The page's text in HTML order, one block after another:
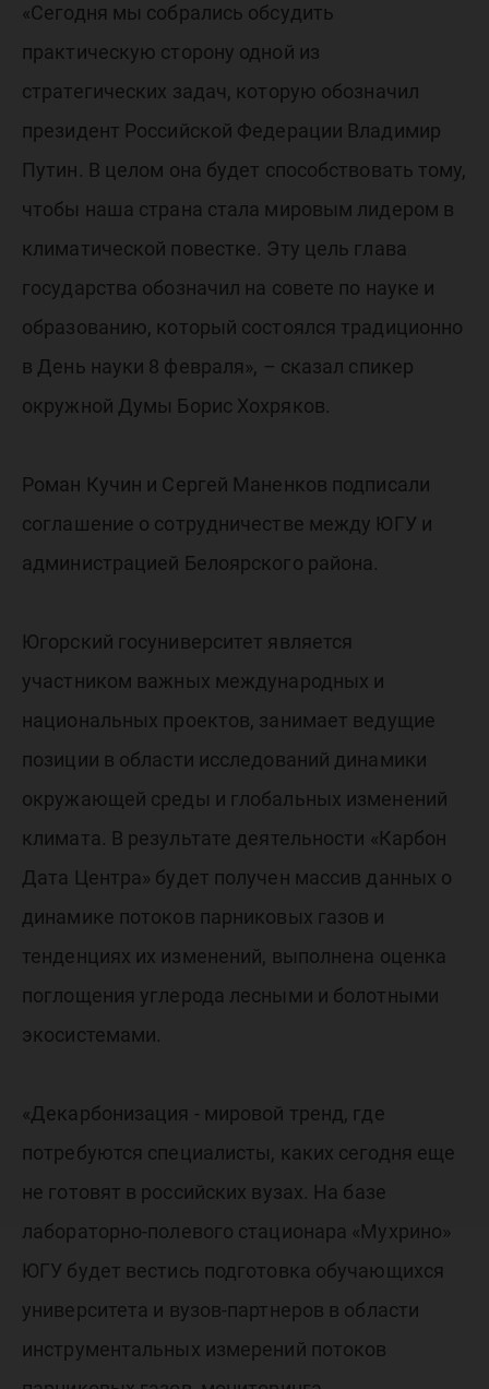
«Сегодня мы собрались обсудить
практическую сторону одной из
стратегических задач, которую обозначил
президент Российской Федерации Владимир
Путин. В целом она будет способствовать тому,
чтобы наша страна стала мировым лидером в
климатической повестке. Эту цель глава
государства обозначил на совете по науке и
образованию, который состоялся традиционно
в День науки 8 февраля», – сказал спикер
окружной Думы Борис Хохряков.
Роман Кучин и Сергей Маненков подписали
соглашение о сотрудничестве между ЮГУ и
администрацией Белоярского района.
Югорский госуниверситет является
участником важных международных и
национальных проектов, занимает ведущие
позиции в области исследований динамики
окружающей среды и глобальных изменений
климата. В результате деятельности «Карбон
Дата Центра» будет получен массив данных о
динамике потоков парниковых газов и
тенденциях их изменений, выполнена оценка
поглощения углерода лесными и болотными
экосистемами.
«Декарбонизация - мировой тренд, где
потребуются специалисты, каких сегодня еще
не готовят в российских вузах. На базе
лабораторно-полевого стационара «Мухрино»
ЮГУ будет вестись подготовка обучающихся
университета и вузов-партнеров в области
инструментальных измерений потоков